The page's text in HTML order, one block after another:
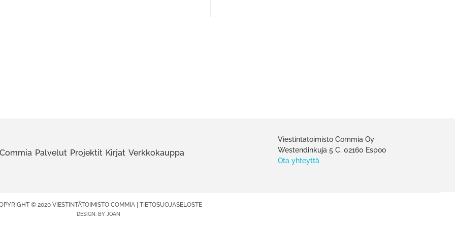
Palvelut Projektit Kirjat Verkkokauppa
Viestintätoimisto Commia Oy
Westendinkuja 5 C, 02160 Espoo
Ota yhteyttä
© 2020 VIESTINTÄTOIMISTO COMMIA | TIETOSUOJASELOSTE
DESIGN: BY JOAN